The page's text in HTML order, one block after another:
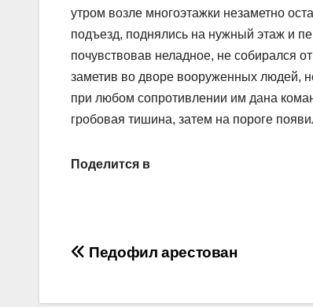
утром возле многоэтажки незаметно
подъезд, поднялись на нужный этаж и
почувствовав неладное, не собирался
заметив во дворе вооруженных людей,
при любом сопротивлении им дана
гробовая тишина, затем на пороге
Поделится в
Навигация
Педофил арестован